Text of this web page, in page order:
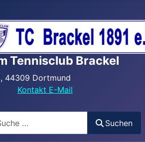
Tennisclub Brackel
44309 Dortmund
Kontakt E-Mail
Suchen